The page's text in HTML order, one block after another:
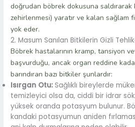
doğrudan böbrek dokusuna saldırarak
zehirlenmesi) yaratır ve kalan sağlam
yok eder.
2. Masum Sanılan Bitkilerin Gizli
Böbrek hastalarının kramp, tansiyon
başvurduğu, ancak organ reddine
barındıran bazı bitkiler şunlardır:
Isırgan Otu: Sağlıklı bireylerde
temizleyici olsa da, ciddi bir idrar
yüksek oranda potasyum bulunur.
kandaki potasyumun aniden